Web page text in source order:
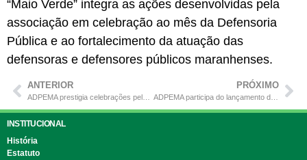
“Maio Verde” integra as ações desenvolvidas pela
associação em celebração ao mês da Defensoria
Pública e ao fortalecimento da atuação das
defensoras e defensores públicos maranhenses.
ANTERIOR PRÓXIMO
INSTITUCIONAL
História
Estatuto